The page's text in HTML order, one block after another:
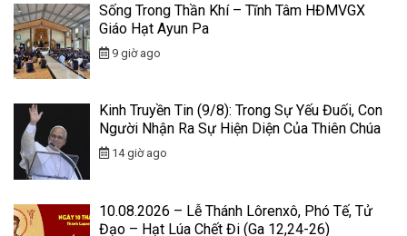
Sống Trong Thần Khí – Tĩnh Tâm HĐMVGX
Giáo Hạt Ayun Pa
9 giờ ago
Kinh Truyền Tin (9/8): Trong Sự Yếu Đuối, Con
Người Nhận Ra Sự Hiện Diện Của Thiên Chúa
14 giờ ago
10.08.2026 – Lễ Thánh Lôrenxô, Phó Tế, Tử
Đạo – Hạt Lúa Chết Đi (Ga 12,24-26)